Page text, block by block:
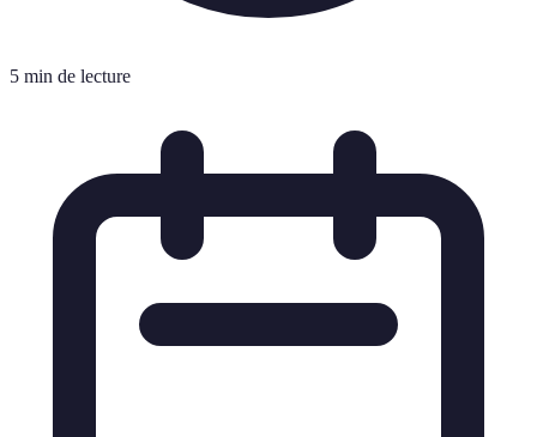
5 min de lecture